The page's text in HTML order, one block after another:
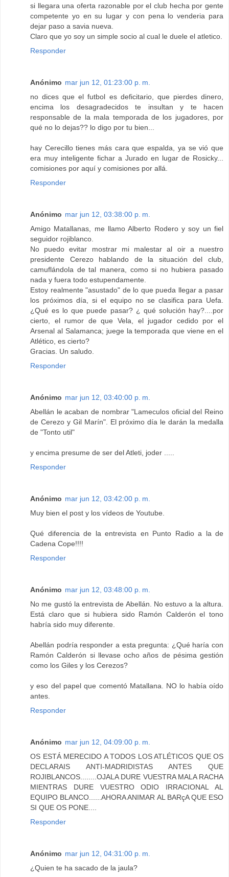
si llegara una oferta razonable por el club hecha por gente
competente yo en su lugar y con pena lo venderia para
dejar paso a savia nueva.
Claro que yo soy un simple socio al cual le duele el atletico.
Responder
Anónimo mar jun 12, 01:23:00 p. m.
no dices que el futbol es deficitario, que pierdes dinero,
encima los desagradecidos te insultan y te hacen
responsable de la mala temporada de los jugadores, por
qué no lo dejas?? lo digo por tu bien...
hay Cerecillo tienes más cara que espalda, ya se vió que
era muy inteligente fichar a Jurado en lugar de Rosicky...
comisiones por aquí y comisiones por allá.
Responder
Anónimo mar jun 12, 03:38:00 p. m.
Amigo Matallanas, me llamo Alberto Rodero y soy un fiel
seguidor rojiblanco.
No puedo evitar mostrar mi malestar al oir a nuestro
presidente Cerezo hablando de la situación del club,
camuflándola de tal manera, como si no hubiera pasado
nada y fuera todo estupendamente.
Estoy realmente "asustado" de lo que pueda llegar a pasar
los próximos día, si el equipo no se clasifica para Uefa.
¿Qué es lo que puede pasar? ¿ qué solución hay?....por
cierto, el rumor de que Vela, el jugador cedido por el
Arsenal al Salamanca; juege la temporada que viene en el
Atlético, es cierto?
Gracias. Un saludo.
Responder
Anónimo mar jun 12, 03:40:00 p. m.
Abellán le acaban de nombrar "Lameculos oficial del Reino
de Cerezo y Gil Marín". El próximo día le darán la medalla
de "Tonto util"
y encima presume de ser del Atleti, joder .....
Responder
Anónimo mar jun 12, 03:42:00 p. m.
Muy bien el post y los vídeos de Youtube.
Qué diferencia de la entrevista en Punto Radio a la de
Cadena Cope!!!!
Responder
Anónimo mar jun 12, 03:48:00 p. m.
No me gustó la entrevista de Abellán. No estuvo a la altura.
Está claro que si hubiera sido Ramón Calderón el tono
habría sido muy diferente.
Abellán podría responder a esta pregunta: ¿Qué haría con
Ramón Calderón si llevase ocho años de pésima gestión
como los Giles y los Cerezos?
y eso del papel que comentó Matallana. NO lo había oído
antes.
Responder
Anónimo mar jun 12, 04:09:00 p. m.
OS ESTÁ MERECIDO A TODOS LOS ATLÉTICOS QUE OS
DECLARAIS ANTI-MADRIDISTAS ANTES QUE
ROJIBLANCOS........OJALA DURE VUESTRA MALA RACHA
MIENTRAS DURE VUESTRO ODIO IRRACIONAL AL
EQUIPO BLANCO......AHORA ANIMAR AL BARçA QUE ESO
SI QUE OS PONE....
Responder
Anónimo mar jun 12, 04:31:00 p. m.
¿Quien te ha sacado de la jaula?